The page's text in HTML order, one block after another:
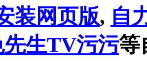
装网页版, 自
先生TV污污等